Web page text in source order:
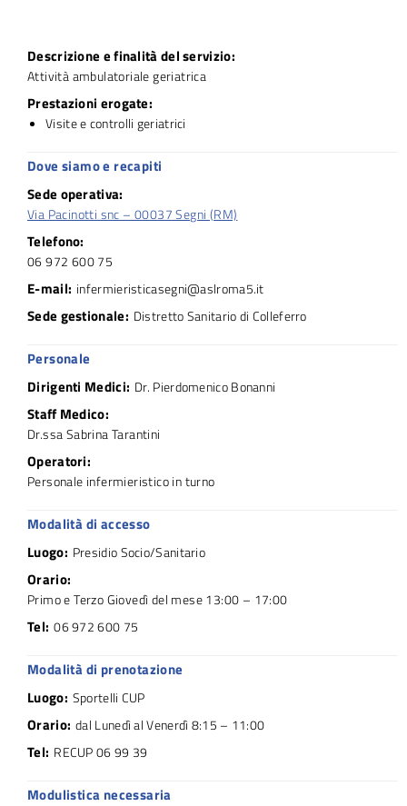
Descrizione e finalità del servizio:
Attività ambulatoriale geriatrica
Prestazioni erogate:
Visite e controlli geriatrici
Dove siamo e recapiti
Sede operativa:
Via Pacinotti snc – 00037 Segni (RM)
Telefono:
06 972 600 75
E-mail: infermieristicasegni@aslroma5.it
Sede gestionale: Distretto Sanitario di Colleferro
Personale
Dirigenti Medici: Dr. Pierdomenico Bonanni
Staff Medico:
Dr.ssa Sabrina Tarantini
Operatori:
Personale infermieristico in turno
Modalità di accesso
Luogo: Presidio Socio/Sanitario
Orario:
Primo e Terzo Giovedì del mese 13:00 – 17:00
Tel: 06 972 600 75
Modalità di prenotazione
Luogo: Sportelli CUP
Orario: dal Lunedì al Venerdì 8:15 – 11:00
Tel: RECUP 06 99 39
Modulistica necessaria